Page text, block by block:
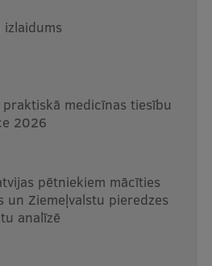
izlaidums
medicīnas tiesību
2026
pētniekiem mācīties
un Ziemeļvalstu pieredzes
analīzē